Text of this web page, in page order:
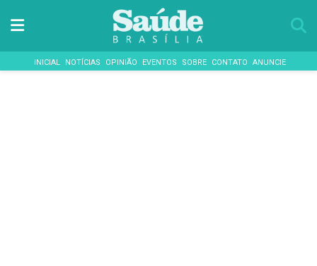
INICIAL NOTÍCIAS OPINIÃO EVENTOS SOBRE CONTATO ANUNCIE